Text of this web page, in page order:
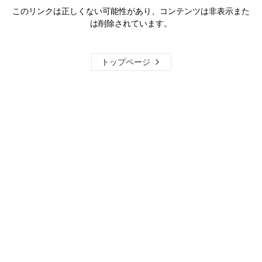
このリンクは正しくない可能性があり、コンテンツは非表示また
は削除されています。
トップページ